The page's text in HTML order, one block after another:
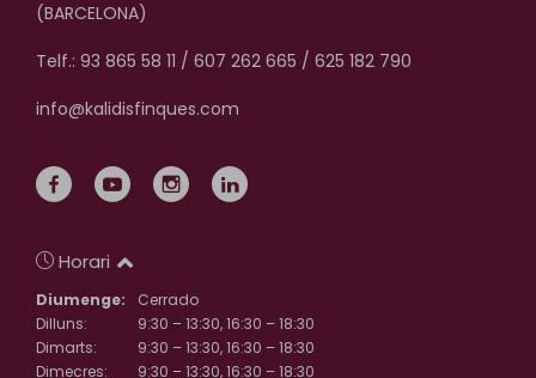
(BARCELONA)
Telf.: 93 865 58 11 / 607 262 665 / 625 182 790
info@kalidisfinques.com
Horari
Diumenge:
Cerrado
Dilluns:
9:30 – 13:30, 16:30 – 18:30
Dimarts:
9:30 – 13:30, 16:30 – 18:30
Dimecres:
9:30 – 13:30, 16:30 – 18:30